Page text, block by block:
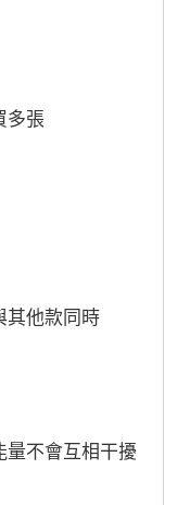
多張
其他款同時
量不會互相干擾